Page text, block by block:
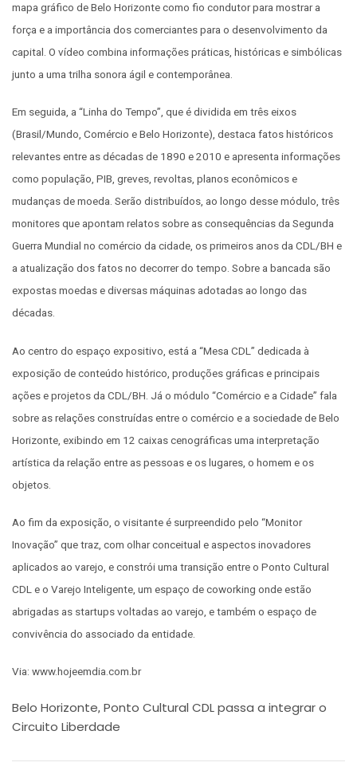
mapa gráfico de Belo Horizonte como fio condutor para mostrar a
força e a importância dos comerciantes para o desenvolvimento da
capital. O vídeo combina informações práticas, históricas e simbólicas
junto a uma trilha sonora ágil e contemporânea.
Em seguida, a “Linha do Tempo”, que é dividida em três eixos
(Brasil/Mundo, Comércio e Belo Horizonte), destaca fatos históricos
relevantes entre as décadas de 1890 e 2010 e apresenta informações
como população, PIB, greves, revoltas, planos econômicos e
mudanças de moeda. Serão distribuídos, ao longo desse módulo, três
monitores que apontam relatos sobre as consequências da Segunda
Guerra Mundial no comércio da cidade, os primeiros anos da CDL/BH e
a atualização dos fatos no decorrer do tempo. Sobre a bancada são
expostas moedas e diversas máquinas adotadas ao longo das
décadas.
Ao centro do espaço expositivo, está a “Mesa CDL” dedicada à
exposição de conteúdo histórico, produções gráficas e principais
ações e projetos da CDL/BH. Já o módulo “Comércio e a Cidade” fala
sobre as relações construídas entre o comércio e a sociedade de Belo
Horizonte, exibindo em 12 caixas cenográficas uma interpretação
artística da relação entre as pessoas e os lugares, o homem e os
objetos.
Ao fim da exposição, o visitante é surpreendido pelo “Monitor
Inovação” que traz, com olhar conceitual e aspectos inovadores
aplicados ao varejo, e constrói uma transição entre o Ponto Cultural
CDL e o Varejo Inteligente, um espaço de coworking onde estão
abrigadas as startups voltadas ao varejo, e também o espaço de
convivência do associado da entidade.
Via: www.hojeemdia.com.br
Belo Horizonte, Ponto Cultural CDL passa a integrar o
Circuito Liberdade